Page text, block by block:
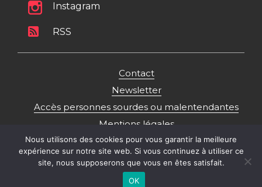
Instagram
RSS
Contact
Newsletter
Accès personnes sourdes ou malentendantes
Mentions légales
Politique de gestion des données personnelles
Nous utilisons des cookies pour vous garantir la meilleure
expérience sur notre site web. Si vous continuez à utiliser ce
site, nous supposerons que vous en êtes satisfait.
OK